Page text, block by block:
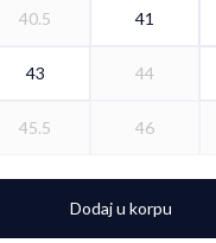
40.5 41
43 44
45.5 46
Dodaj u korpu